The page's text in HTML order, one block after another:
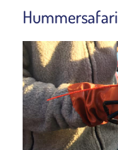
Hummersafari